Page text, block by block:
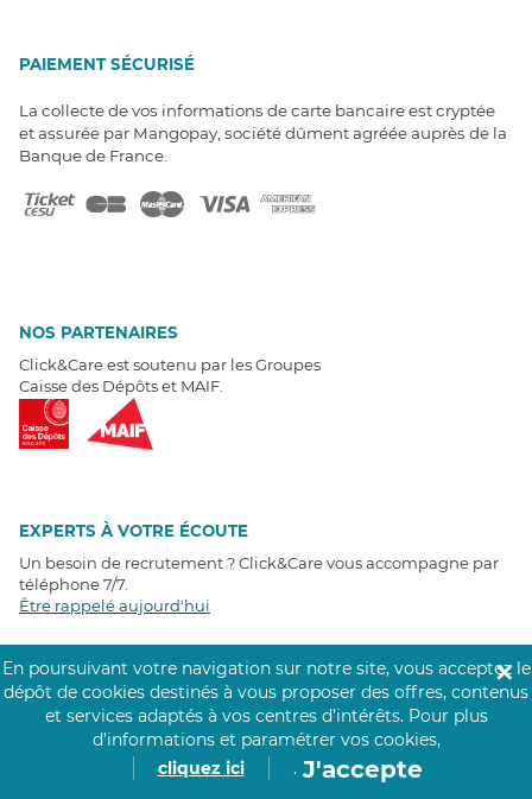
PAIEMENT SÉCURISÉ
La collecte de vos informations de carte bancaire est cryptée
et assurée par Mangopay, société dûment agréée auprès de la
Banque de France.
NOS PARTENAIRES
Click&Care est soutenu par les Groupes
Caisse des Dépôts et MAIF.
EXPERTS À VOTRE ÉCOUTE
Un besoin de recrutement ? Click&Care vous accompagne par
téléphone 7/7
Être rappelé aujourd'hui
T ÉMOIGNAGES CLIENTS
4,6/5
Avis clients récoltés sur
Google
En poursuivant votre navigation sur notre site, vous acceptez le
dépôt de cookies destinés à vous proposer des offres, contenus
et services adaptés à vos centres d’intérêts. Pour plus
d’informations et paramétrer vos cookies,
cliquez ici
. J'accepte
✕